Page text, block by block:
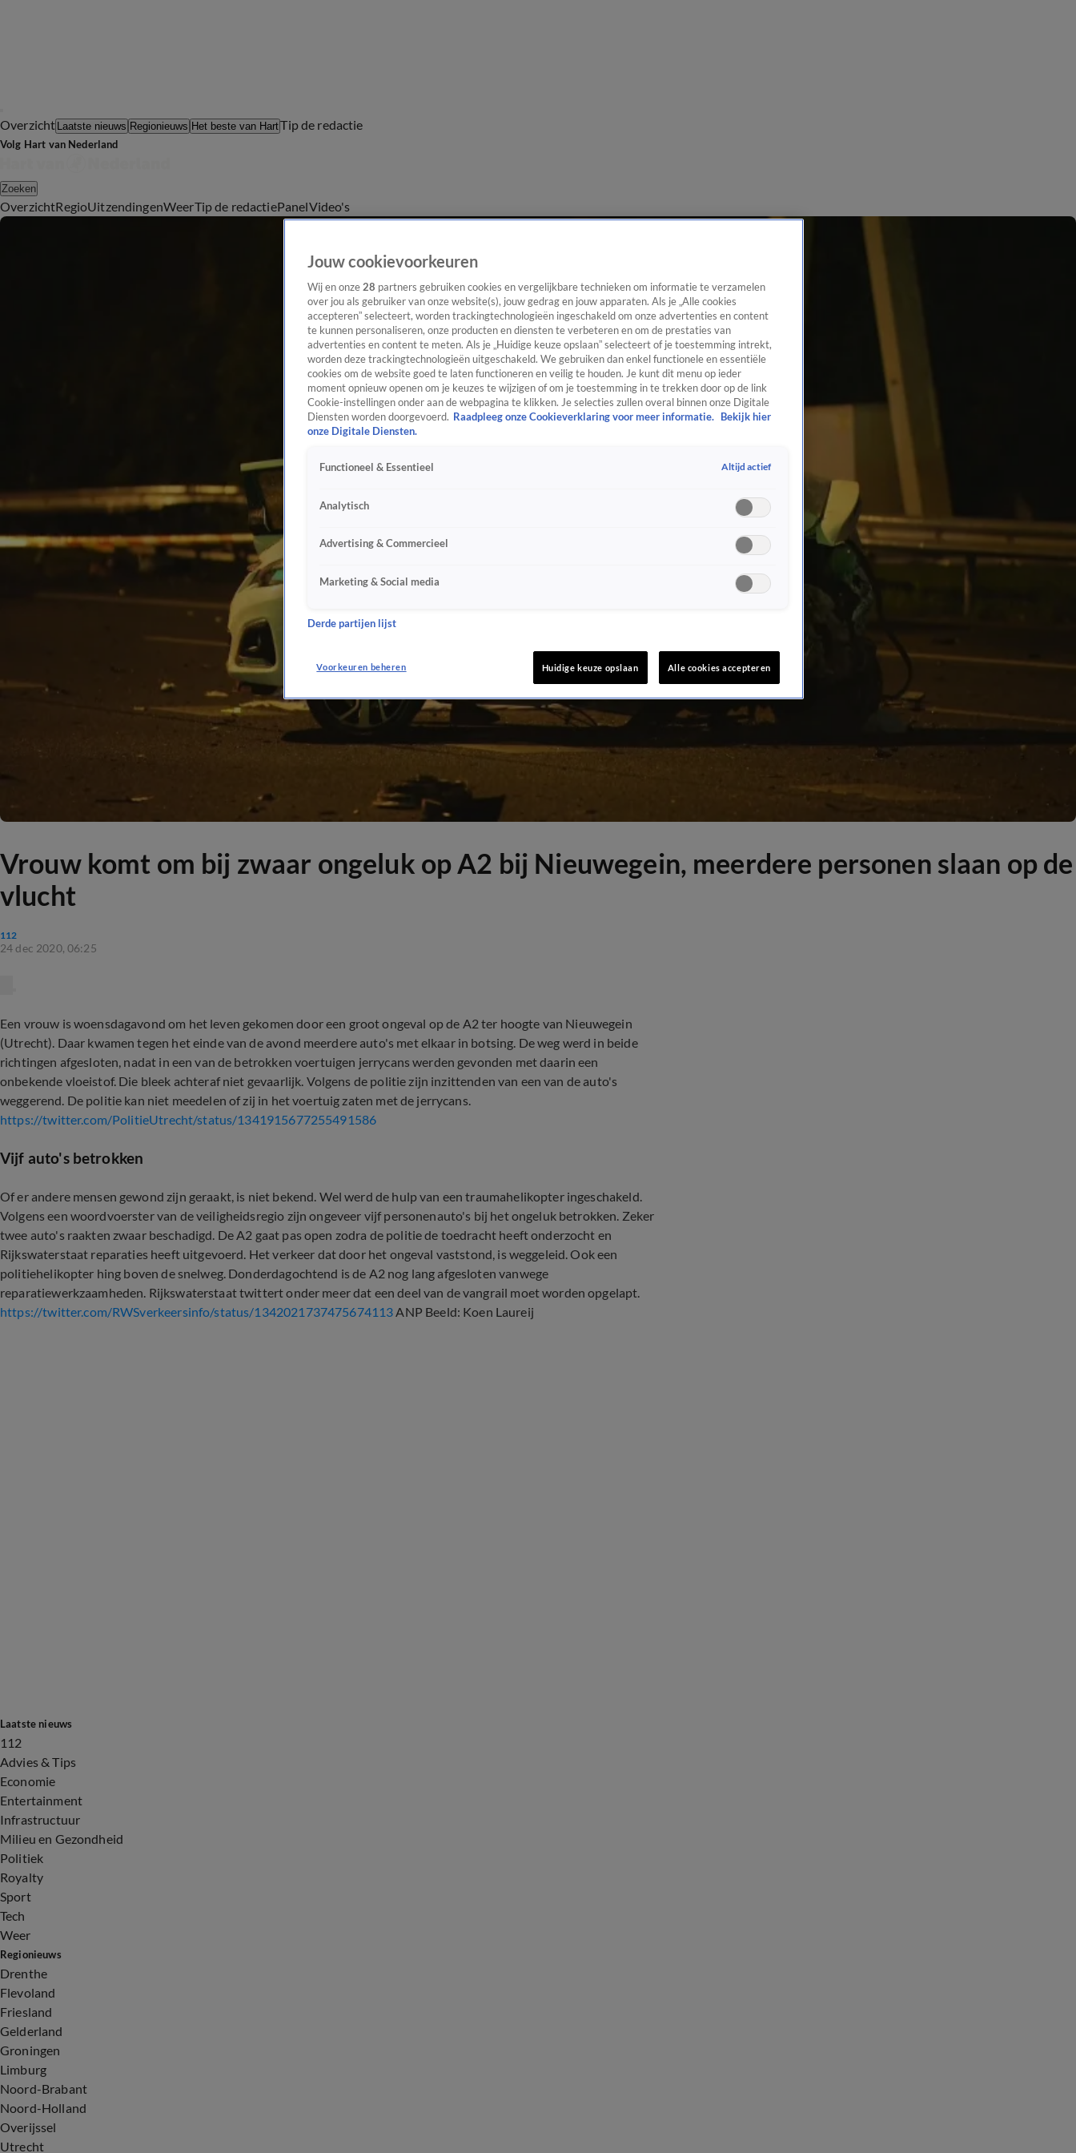
Overzicht Laatste nieuws Regionieuws Het beste van HartTip de redactie
Volg Hart van Nederland
Zoeken
OverzichtRegioUitzendingenWeerTip de redactiePanelVideo's
Vrouw komt om bij zwaar ongeluk op A2 bij Nieuwegein, meerdere personen slaan op de
vlucht
112
24 dec 2020, 06:25
Een vrouw is woensdagavond om het leven gekomen door een groot ongeval op de A2 ter hoogte van Nieuwegein
(Utrecht). Daar kwamen tegen het einde van de avond meerdere auto's met elkaar in botsing. De weg werd in beide
richtingen afgesloten, nadat in een van de betrokken voertuigen jerrycans werden gevonden met daarin een
onbekende vloeistof. Die bleek achteraf niet gevaarlijk. Volgens de politie zijn inzittenden van een van de auto's
weggerend. De politie kan niet meedelen of zij in het voertuig zaten met de jerrycans.
https://twitter.com/PolitieUtrecht/status/1341915677255491586
Vijf auto's betrokken
Of er andere mensen gewond zijn geraakt, is niet bekend. Wel werd de hulp van een traumahelikopter ingeschakeld.
Volgens een woordvoerster van de veiligheidsregio zijn ongeveer vijf personenauto's bij het ongeluk betrokken. Zeker
twee auto's raakten zwaar beschadigd. De A2 gaat pas open zodra de politie de toedracht heeft onderzocht en
Rijkswaterstaat reparaties heeft uitgevoerd. Het verkeer dat door het ongeval vaststond, is weggeleid. Ook een
politiehelikopter hing boven de snelweg. Donderdagochtend is de A2 nog lang afgesloten vanwege
reparatiewerkzaamheden. Rijkswaterstaat twittert onder meer dat een deel van de vangrail moet worden opgelapt.
https://twitter.com/RWSverkeersinfo/status/1342021737475674113ANP Beeld: Koen Laureij
Laatste nieuws
112
Advies & Tips
Economie
Entertainment
Infrastructuur
Milieu en Gezondheid
Politiek
Royalty
Sport
Tech
Weer
Regionieuws
Drenthe
Flevoland
Friesland
Gelderland
Groningen
Limburg
Noord-Brabant
Noord-Holland
Overijssel
Utrecht
Jouw cookievoorkeuren
Wij en onze 28 partners gebruiken cookies en vergelijkbare technieken om informatie te verzamelen
over jou als gebruiker van onze website(s), jouw gedrag en jouw apparaten. Als je „Alle cookies
accepteren” selecteert, worden trackingtechnologieën ingeschakeld om onze advertenties en content
te kunnen personaliseren, onze producten en diensten te verbeteren en om de prestaties van
advertenties en content te meten. Als je „Huidige keuze opslaan” selecteert of je toestemming intrekt,
worden deze trackingtechnologieën uitgeschakeld. We gebruiken dan enkel functionele en essentiële
cookies om de website goed te laten functioneren en veilig te houden. Je kunt dit menu op ieder
moment opnieuw openen om je keuzes te wijzigen of om je toestemming in te trekken door op de link
Cookie-instellingen onder aan de webpagina te klikken. Je selecties zullen overal binnen onze Digitale
Diensten worden doorgevoerd. Raadpleeg onze Cookieverklaring voor meer informatie.
Bekijk hier
onze Digitale Diensten.
Functioneel & Essentieel Altijd actief
Analytisch
Advertising & Commercieel
Marketing & Social media
Derde partijen lijst
Voorkeuren beheren Huidige keuze opslaan Alle cookies accepteren